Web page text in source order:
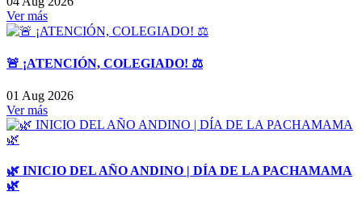
Ver más
🚨 ¡ATENCIÓN, COLEGIADO! ⚖️
01 Aug 2026
Ver más
🌿 INICIO DEL AÑO ANDINO | DÍA DE LA PACHAMAMA
🌿